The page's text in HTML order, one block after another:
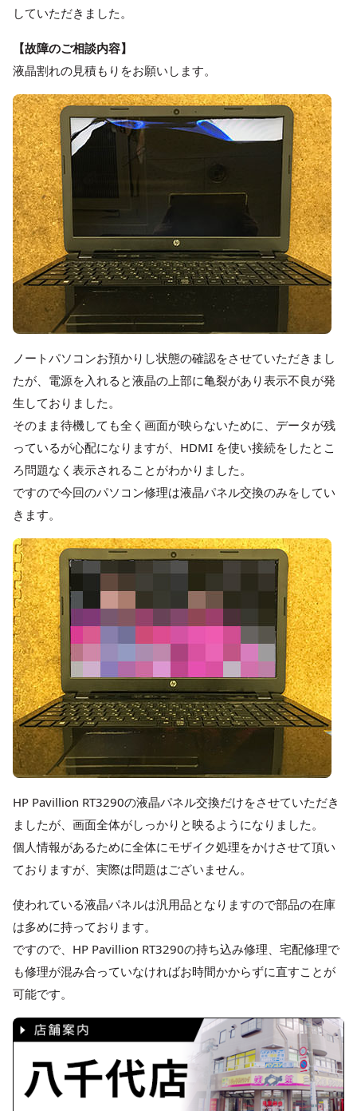
していただきました。
【故障のご相談内容】
液晶割れの見積もりをお願いします。
ノートパソコンお預かりし状態の確認をさせていただきまし
たが、電源を入れると液晶の上部に亀裂があり表示不良が発
生しておりました。
そのまま待機しても全く画面が映らないために、データが残
っているが心配になりますが、HDMI を使い接続をしたとこ
ろ問題なく表示されることがわかりました。
ですので今回のパソコン修理は液晶パネル交換のみをしてい
きます。
HP Pavillion RT3290の液晶パネル交換だけをさせていただき
ましたが、画面全体がしっかりと映るようになりました。
個人情報があるために全体にモザイク処理をかけさせて頂い
ておりますが、実際は問題はございません。
使われている液晶パネルは汎用品となりますので部品の在庫
は多めに持っております。
ですので、HP Pavillion RT3290の持ち込み修理、宅配修理で
も修理が混み合っていなければお時間かからずに直すことが
可能です。